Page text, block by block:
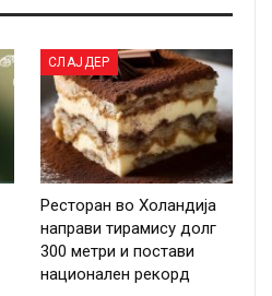
СЛАЈДЕР
Ресторан во Холандија
направи тирамису долг
300 метри и постави
национален рекорд